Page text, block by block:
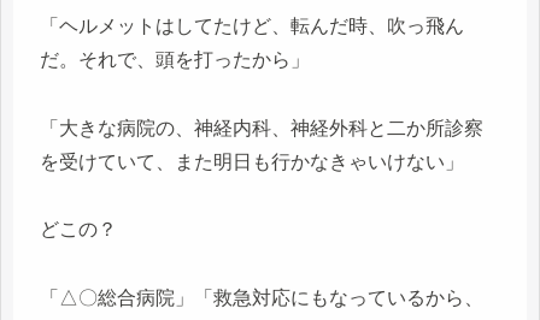
「ヘルメットはしてたけど、転んだ時、吹っ飛ん
だ。それで、頭を打ったから」
「大きな病院の、神経内科、神経外科と二か所診察
を受けていて、また明日も行かなきゃいけない」
どこの？
「△〇総合病院」「救急対応にもなっているから、